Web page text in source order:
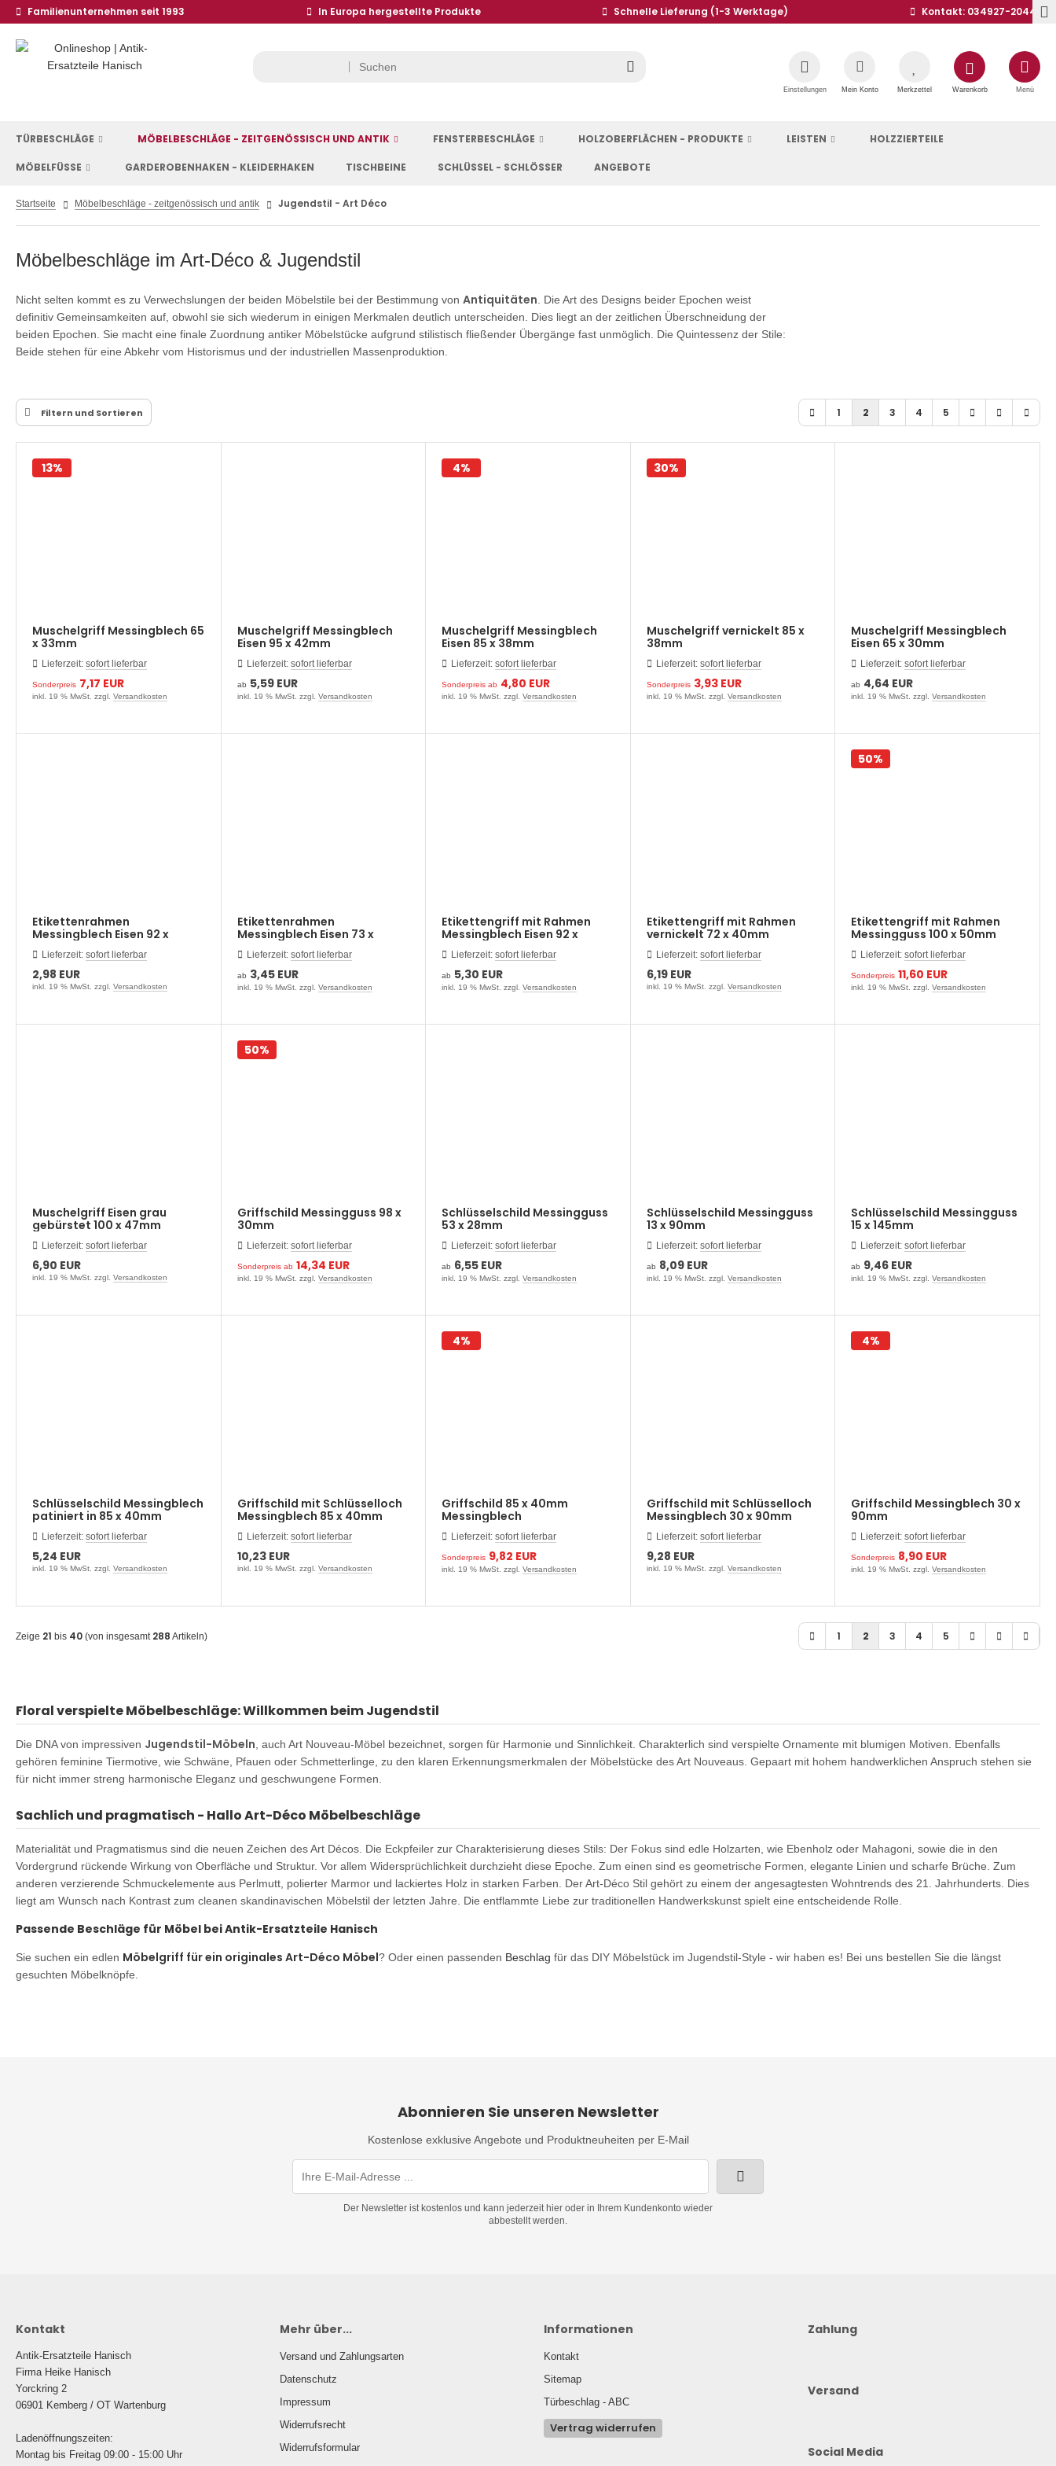
Familienunternehmen seit 1993 In Europa hergestellte Produkte Schnelle Lieferung (1-3 Werktage) Kontakt: 034927-20441
Einstellungen Mein Konto Merkzettel Warenkorb Menü
TÜRBESCHLÄGE MÖBELBESCHLÄGE - ZEITGENÖSSISCH UND ANTIK FENSTERBESCHLÄGE HOLZOBERFLÄCHEN - PRODUKTE LEISTEN HOLZZIERTEILE
MÖBELFÜSSE GARDEROBENHAKEN - KLEIDERHAKEN TISCHBEINE SCHLÜSSEL - SCHLÖSSER ANGEBOTE
Startseite Möbelbeschläge - zeitgenössisch und antik Jugendstil - Art Déco
Möbelbeschläge im Art-Déco & Jugendstil
Nicht selten kommt es zu Verwechslungen der beiden Möbelstile bei der Bestimmung von Antiquitäten . Die Art des Designs beider Epochen weist
definitiv Gemeinsamkeiten auf, obwohl sie sich wiederum in einigen Merkmalen deutlich unterscheiden. Dies liegt an der zeitlichen Überschneidung der
beiden Epochen. Sie macht eine finale Zuordnung antiker Möbelstücke aufgrund stilistisch fließender Übergänge fast unmöglich. Die Quintessenz der Stile:
Beide stehen für eine Abkehr vom Historismus und der industriellen Massenproduktion.
Filtern und Sortieren 1 2 3 4 5
Muschelgriff Messingblech 65
x 33mm
Lieferzeit: sofort lieferbar
Sonderpreis 7,17 EUR
13%
inkl. 19 % MwSt. zzgl. Versandkosten
Muschelgriff Messingblech
Eisen 95 x 42mm
Lieferzeit: sofort lieferbar
ab 5,59 EUR
inkl. 19 % MwSt. zzgl. Versandkosten
Muschelgriff Messingblech
Eisen 85 x 38mm
Lieferzeit:sofort lieferbar
Sonderpreis ab 4,80 EUR
4%
inkl. 19 % MwSt. zzgl.Versandkosten
Muschelgriff vernickelt 85 x
38mm
Lieferzeit: sofort lieferbar
Sonderpreis 3,93 EUR
30%
inkl. 19 % MwSt. zzgl. Versandkosten
Muschelgriff Messingblech
Eisen 65 x 30mm
Lieferzeit:sofort lieferbar
ab 4,64 EUR
inkl. 19 % MwSt. zzgl.Versandkosten
Etikettenrahmen
Messingblech Eisen 92 x
38mm
Lieferzeit: sofort lieferbar
2,98 EUR
inkl. 19 % MwSt. zzgl. Versandkosten
Etikettenrahmen
Messingblech Eisen 73 x
23mm
Lieferzeit: sofort lieferbar
ab 3,45 EUR
inkl. 19 % MwSt. zzgl. Versandkosten
Etikettengriff mit Rahmen
Messingblech Eisen 92 x
38mm
Lieferzeit:sofort lieferbar
ab 5,30 EUR
inkl. 19 % MwSt. zzgl.Versandkosten
Etikettengriff mit Rahmen
vernickelt 72 x 40mm
Lieferzeit: sofort lieferbar
6,19 EUR
inkl. 19 % MwSt. zzgl. Versandkosten
Etikettengriff mit Rahmen
Messingguss 100 x 50mm
Lieferzeit:sofort lieferbar
Sonderpreis 11,60 EUR
50%
inkl. 19 % MwSt. zzgl.Versandkosten
Muschelgriff Eisen grau
gebürstet 100 x 47mm
Lieferzeit: sofort lieferbar
6,90 EUR
inkl. 19 % MwSt. zzgl. Versandkosten
Griffschild Messingguss 98 x
30mm
Lieferzeit: sofort lieferbar
Sonderpreis ab 14,34 EUR
50%
inkl. 19 % MwSt. zzgl. Versandkosten
Schlüsselschild Messingguss
53 x 28mm
Lieferzeit:sofort lieferbar
ab 6,55 EUR
inkl. 19 % MwSt. zzgl.Versandkosten
Schlüsselschild Messingguss
13 x 90mm
Lieferzeit: sofort lieferbar
ab 8,09 EUR
inkl. 19 % MwSt. zzgl. Versandkosten
Schlüsselschild Messingguss
15 x 145mm
Lieferzeit:sofort lieferbar
ab 9,46 EUR
inkl. 19 % MwSt. zzgl.Versandkosten
Schlüsselschild Messingblech
patiniert in 85 x 40mm
Lieferzeit: sofort lieferbar
5,24 EUR
inkl. 19 % MwSt. zzgl. Versandkosten
Griffschild mit Schlüsselloch
Messingblech 85 x 40mm
Lieferzeit: sofort lieferbar
10,23 EUR
inkl. 19 % MwSt. zzgl. Versandkosten
Griffschild 85 x 40mm
Messingblech
Lieferzeit:sofort lieferbar
Sonderpreis 9,82 EUR
4%
inkl. 19 % MwSt. zzgl.Versandkosten
Griffschild mit Schlüsselloch
Messingblech 30 x 90mm
Lieferzeit: sofort lieferbar
9,28 EUR
inkl. 19 % MwSt. zzgl. Versandkosten
Griffschild Messingblech 30 x
90mm
Lieferzeit:sofort lieferbar
Sonderpreis 8,90 EUR
4%
inkl. 19 % MwSt. zzgl.Versandkosten
Zeige 21 bis 40 (von insgesamt 288 Artikeln) 1 2 3 4 5
Floral verspielte Möbelbeschläge: Willkommen beim Jugendstil
Die DNA von impressiven Jugendstil-Möbeln, auch Art Nouveau-Möbel bezeichnet, sorgen für Harmonie und Sinnlichkeit. Charakterlich sind verspielte Ornamente mit blumigen Motiven. Ebenfalls
gehören feminine Tiermotive, wie Schwäne, Pfauen oder Schmetterlinge, zu den klaren Erkennungsmerkmalen der Möbelstücke des Art Nouveaus. Gepaart mit hohem handwerklichen Anspruch stehen sie
für nicht immer streng harmonische Eleganz und geschwungene Formen.
Sachlich und pragmatisch - Hallo Art-Déco Möbelbeschläge
Materialität und Pragmatismus sind die neuen Zeichen des Art Décos. Die Eckpfeiler zur Charakterisierung dieses Stils: Der Fokus sind edle Holzarten, wie Ebenholz oder Mahagoni, sowie die in den
Vordergrund rückende Wirkung von Oberfläche und Struktur. Vor allem Widersprüchlichkeit durchzieht diese Epoche. Zum einen sind es geometrische Formen, elegante Linien und scharfe Brüche. Zum
anderen verzierende Schmuckelemente aus Perlmutt, polierter Marmor und lackiertes Holz in starken Farben. Der Art-Déco Stil gehört zu einem der angesagtesten Wohntrends des 21. Jahrhunderts. Dies
liegt am Wunsch nach Kontrast zum cleanen skandinavischen Möbelstil der letzten Jahre. Die entflammte Liebe zur traditionellen Handwerkskunst spielt eine entscheidende Rolle.
Passende Beschläge für Möbel bei Antik-Ersatzteile Hanisch
Sie suchen ein edlen Möbelgriff für ein originales Art-Déco Möbel? Oder einen passenden Beschlag für das DIY Möbelstück im Jugendstil-Style - wir haben es! Bei uns bestellen Sie die längst
gesuchten Möbelknöpfe.
Abonnieren Sie unseren Newsletter
Kostenlose exklusive Angebote und Produktneuheiten per E-Mail
Der Newsletter ist kostenlos und kann jederzeit hier oder in Ihrem Kundenkonto wieder
abbestellt werden.
Kontakt
Antik-Ersatzteile Hanisch
Firma Heike Hanisch
Yorckring 2
06901 Kemberg / OT Wartenburg
Ladenöffnungszeiten:
Montag bis Freitag 09:00 - 15:00 Uhr
Mehr über...
Versand und Zahlungsarten
Datenschutz
Impressum
Widerrufsrecht
Widerrufsformular
Informationen
Kontakt
Sitemap
Türbeschlag - ABC
Vertrag widerrufen
Zahlung
Versand
Social Media